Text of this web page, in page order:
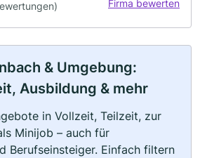
Firma bewerten
& Umgebung:
Ausbildung & mehr
in Vollzeit, Teilzeit, zur
Minijob – auch für
Berufseinsteiger. Einfach filtern